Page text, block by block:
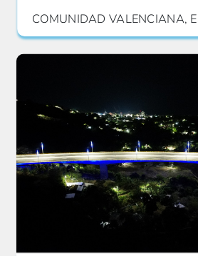
COMUNIDAD VALENCIANA,